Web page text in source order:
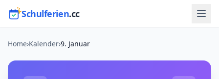
Schulferien.cc
Home›Kalender›9. Januar